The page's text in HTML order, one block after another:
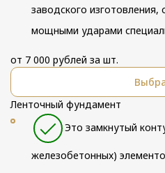
заводского изготовления,
мощными ударами
от 7 000 рублей за шт.
Ленточный фундамент
Это замкнутый
железобетонных)